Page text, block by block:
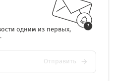
одним из первых,
Отправить